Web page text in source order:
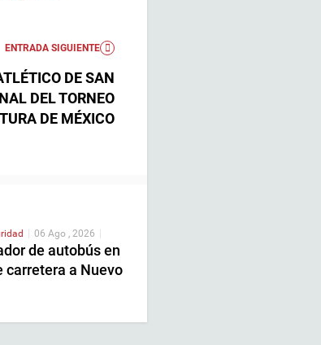
ENTRADA SIGUIENTE
DE SAN
DEL TORNEO
DE MÉXICO
| 06 Ago , 2026 |
de autobús en
carretera a Nuevo